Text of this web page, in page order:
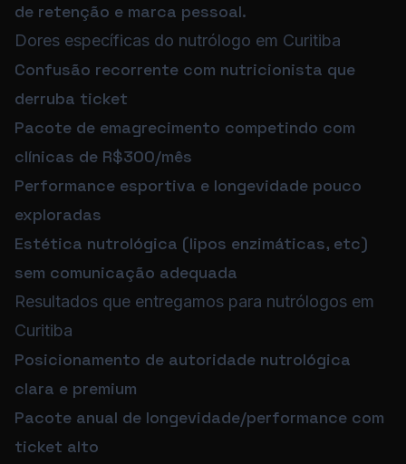
de retenção e marca pessoal.
Dores específicas do nutrólogo em Curitiba
Confusão recorrente com nutricionista que
derruba ticket
Pacote de emagrecimento competindo com
clínicas de R$300/mês
Performance esportiva e longevidade pouco
exploradas
Estética nutrológica (lipos enzimáticas, etc)
sem comunicação adequada
Resultados que entregamos para nutrólogos em
Curitiba
Posicionamento de autoridade nutrológica
clara e premium
Pacote anual de longevidade/performance com
ticket alto